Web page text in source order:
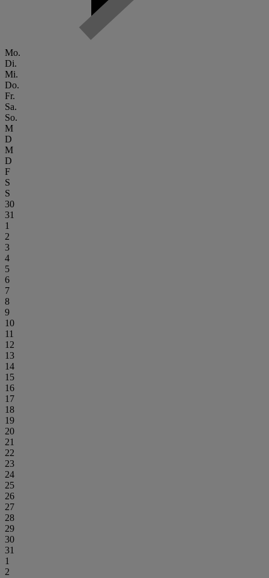
Mo.
Di.
Mi.
Do.
Fr.
Sa.
So.
M
D
M
D
F
S
S
30
31
1
2
3
4
5
6
7
8
9
10
11
12
13
14
15
16
17
18
19
20
21
22
23
24
25
26
27
28
29
30
31
1
2